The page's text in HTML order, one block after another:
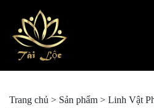
Trang chủ > Sản phẩm > Linh Vật